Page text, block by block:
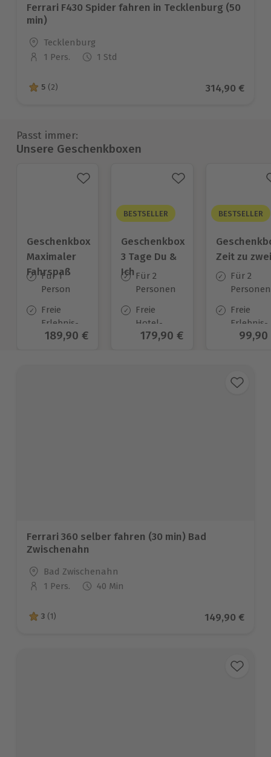
Ferrari F430 Spider fahren in Tecklenburg (50
min)
Standort
Tecklenburg
Anzahl der Teilnehmer
1 Pers. 1 Std
5 von 5 Sternen basierend auf 2 Bewertungen
5 (2) Aktueller
314,90 €
Passt immer:
Unsere Geschenkboxen
Geschenkbox
Maximaler
Fahrspaß
Für 1
Person
Freie
Erlebnis-
Auswahl
Aktueller Preis
189,90 €
BESTSELLER
Geschenkbox
3 Tage Du &
Ich Für 2
Personen
Freie
Hotel-
Auswahl
Aktueller Preis
179,90 €
BESTSELLER
Zeit zu
Für 2
Personen
Freie
Erlebnis-
Auswahl
99,90
Ferrari 360 selber fahren (30 min) Bad
Zwischenahn
Standort
Bad Zwischenahn
Anzahl der Teilnehmer
1 Pers. 40 Min
3 von 5 Sternen basierend auf 1 Bewertungen
3 (1) Aktueller
149,90 €